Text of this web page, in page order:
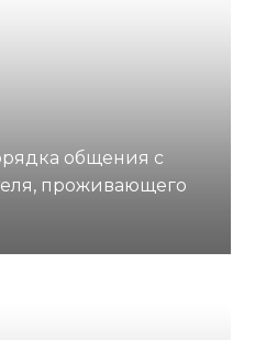
общения с
проживающего